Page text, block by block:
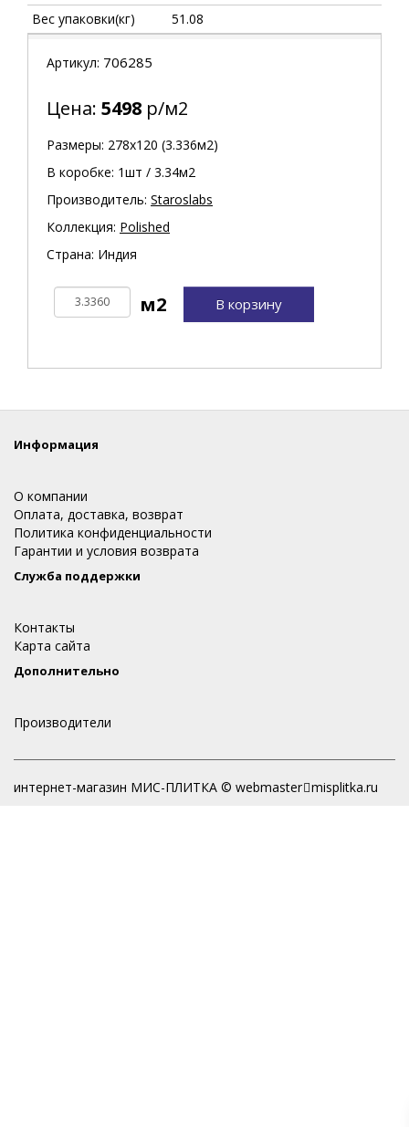
Вес упаковки(кг) 51.08
Артикул: 706285
Цена: 5498 р/м2
Размеры: 278х120 (3.336м2)
В коробке: 1шт / 3.34м2
Производитель: Staroslabs
Коллекция: Polished
Страна: Индия
В корзину
Информация
О компании
Оплата, доставка, возврат
Политика конфиденциальности
Гарантии и условия возврата
Служба поддержки
Контакты
Карта сайта
Дополнительно
Производители
интернет-магазин МИС-ПЛИТКА © webmaster misplitka.ru